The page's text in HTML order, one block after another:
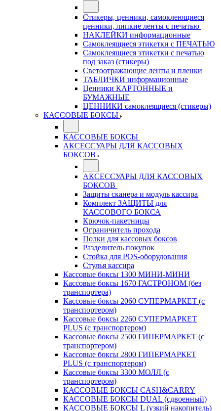
Стикеры, ценники, самоклеющиеся
ценники, липкие ленты с печатью
НАКЛЕЙКИ информационные
Самоклеящиеся этикетки с ПЕЧАТЬЮ
Самоклеящиеся этикетки с печатью
под заказ (стикеры)
Светоотражающие ленты и пленки
ТАБЛИЧКИ информационные
Ценники КАРТОННЫЕ и
БУМАЖНЫЕ
ЦЕННИКИ самоклеящиеся (стикеры)
КАССОВЫЕ БОКСЫ
КАССОВЫЕ БОКСЫ
АКСЕССУАРЫ ДЛЯ КАССОВЫХ
БОКСОВ
АКСЕССУАРЫ ДЛЯ КАССОВЫХ
БОКСОВ
Защиты сканера и модуль кассира
Комплект ЗАЩИТЫ для
КАССОВОГО БОКСА
Крючок-пакетницы
Ограничитель прохода
Полки для кассовых боксов
Разделитель покупок
Стойка для POS-оборудования
Стулья кассира
Кассовые боксы 1300 МИНИ-МИНИ
Кассовые боксы 1670 ГАСТРОНОМ (без
транспортера)
Кассовые боксы 2060 СУПЕРМАРКЕТ (с
транспортером)
Кассовые боксы 2260 СУПЕРМАРКЕТ
PLUS (с транспортером)
Кассовые боксы 2500 ГИПЕРМАРКЕТ (с
транспортером)
Кассовые боксы 2800 ГИПЕРМАРКЕТ
PLUS (с транспортером)
Кассовые боксы 3300 МОЛЛ (с
транспортером)
КАССОВЫЕ БОКСЫ CASH&CARRY
КАССОВЫЕ БОКСЫ DUAL (сдвоенный)
КАССОВЫЕ БОКСЫ L (узкий накопитель)